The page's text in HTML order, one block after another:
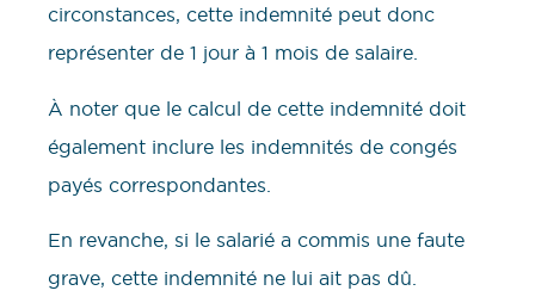
circonstances, cette indemnité peut donc
représenter de 1 jour à 1 mois de salaire.
À noter que le calcul de cette indemnité doit
également inclure les indemnités de congés
payés correspondantes.
En revanche, si le salarié a commis une faute
grave, cette indemnité ne lui ait pas dû.